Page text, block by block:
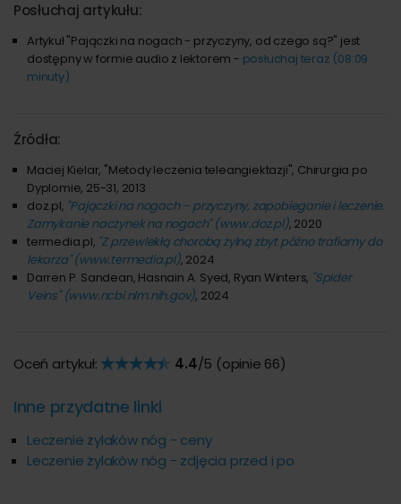
Posłuchaj artykułu:
Artykuł "Pajączki na nogach - przyczyny, od czego są?" jest
dostępny w formie audio z lektorem - posłuchaj teraz (08:09
minuty)
Źródła:
Maciej Kielar, "Metody leczenia teleangiektazji", Chirurgia po
Dyplomie, 25-31, 2013
doz.pl, "Pajączki na nogach – przyczyny, zapobieganie i leczenie.
Zamykanie naczynek na nogach" (www.doz.pl), 2020
termedia.pl, "Z przewlekłą chorobą żylną zbyt późno trafiamy do
lekarza" (www.termedia.pl), 2024
Darren P. Sandean, Hasnain A. Syed, Ryan Winters, "Spider
Veins" (www.ncbi.nlm.nih.gov), 2024
Oceń artykuł: 4.4/5 (opinie 66)
Inne przydatne linki
Leczenie żylaków nóg - ceny
Leczenie żylaków nóg - zdjęcia przed i po